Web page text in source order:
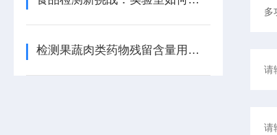
检测果蔬肉类药物残留含量用农兽药残留检测仪